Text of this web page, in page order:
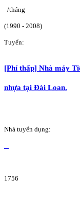
/tháng
(1990 - 2008)
Tuyển:
[Phí thấp] Nhà máy
nhựa tại Đài Loan.
Nhà tuyển dụng:
1756